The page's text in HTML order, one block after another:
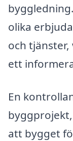
olika
och
ett
En
att bygget